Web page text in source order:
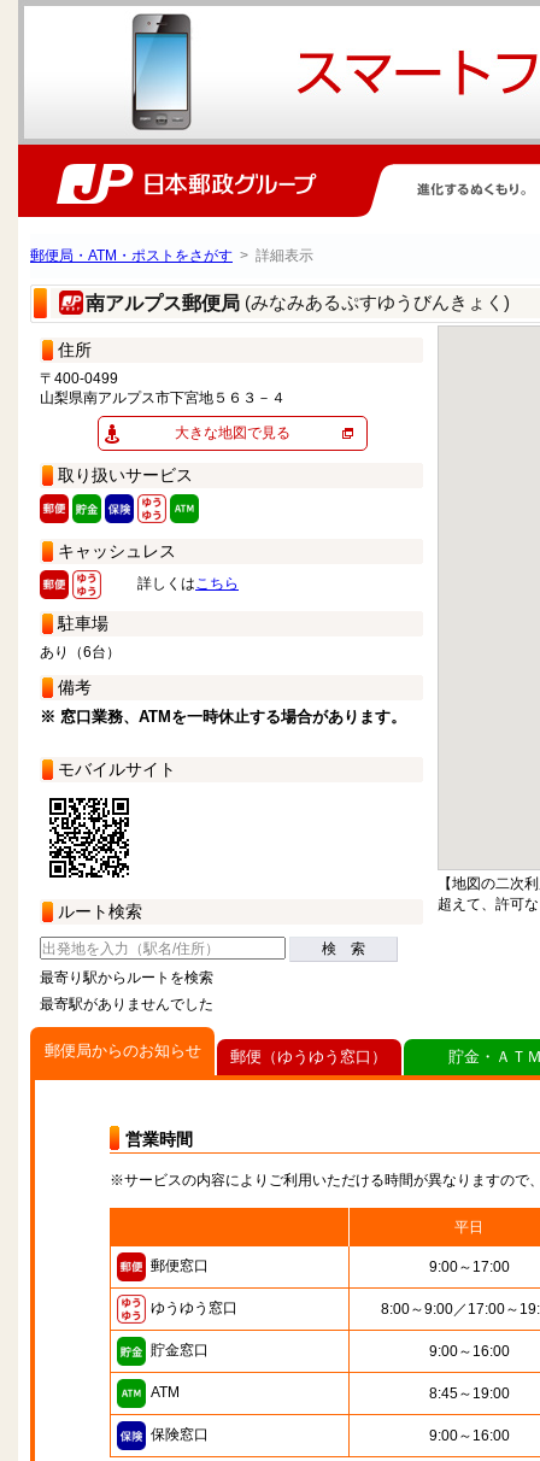
郵便局・ATM・ポストをさがす > 詳細表示
南アルプス郵便局 (みなみあるぷすゆうびんきょく)
住所
〒400-0499
山梨県南アルプス市下宮地５６３－４
大きな地図で見る
取り扱いサービス
キャッシュレス
詳しくはこちら
駐車場
あり（6台）
備考
※ 窓口業務、ATMを一時休止する場合があります。
モバイルサイト
ルート検索
検 索
最寄り駅からルートを検索
最寄駅がありませんでした
【地図の二次
超えて、許可
郵便局からのお知らせ
営業時間
※サービスの内容によりご利用いただける時間が異なりますので
平日
郵便窓口 9:00～17:00
ゆうゆう窓口 8:00～9:00／17:00～
貯金窓口 9:00～16:00
ATM 8:45～19:00
保険窓口 9:00～16:00
郵便（ゆうゆう窓口） 貯金・ＡＴ